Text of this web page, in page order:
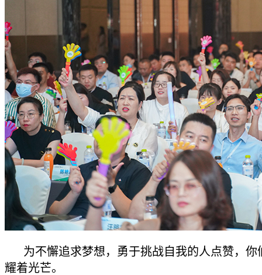
为不懈追求梦想，勇于挑战自我的人点赞，你
耀着光芒。